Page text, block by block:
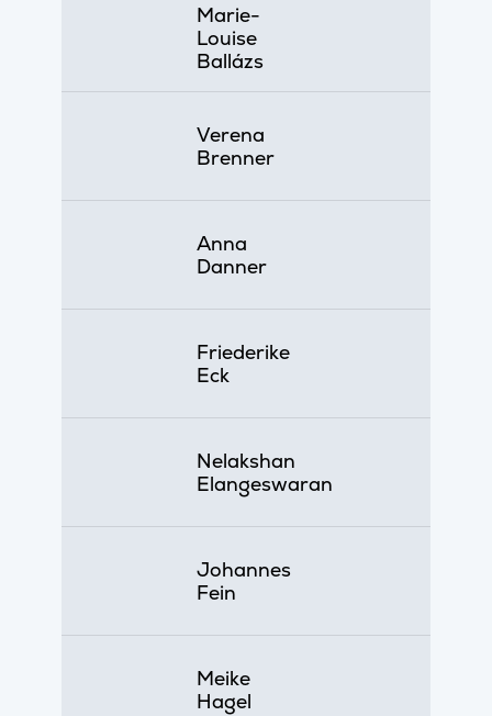
Marie-
Louise
Ballázs
Verena
Brenner
Anna
Danner
Friederike
Eck
Nelakshan
Elangeswaran
Johannes
Fein
Meike
Hagel